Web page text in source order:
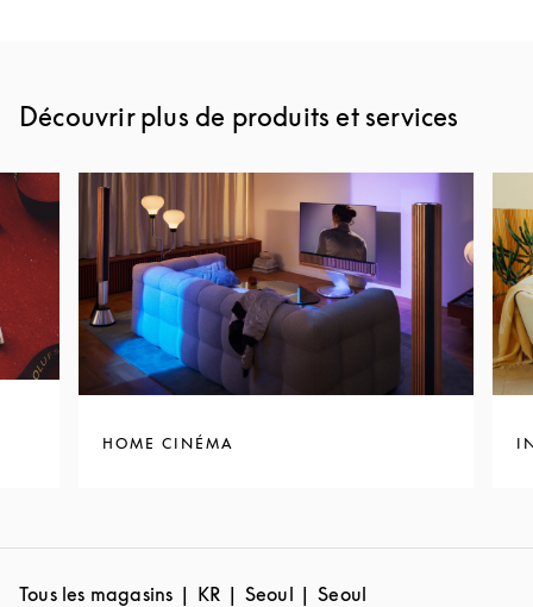
Découvrir plus de produits et services
HOME CINÉMA
Tous les magasins KR Seoul Seoul